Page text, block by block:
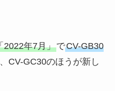
2022年7月」でCV-GB30
CV-GC30のほうが新し